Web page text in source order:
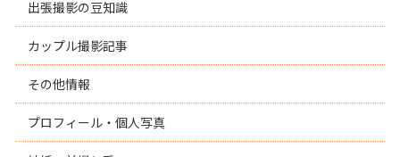
出張撮影の豆知識
カップル撮影記事
その他情報
プロフィール・個人写真